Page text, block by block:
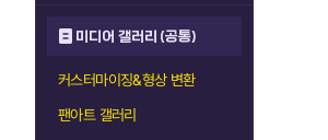
미디어 갤러리 (공통)
커스터마이징&형상 변환
팬아트 갤러리